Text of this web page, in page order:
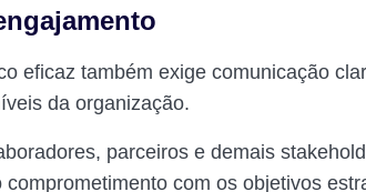
eficaz também exige comunicação
da organização.
parceiros e demais
com os objetivos